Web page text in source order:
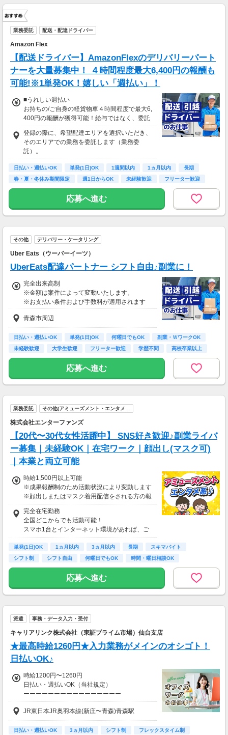
業務委託 配送・配達ドライバー
Amazon Flex
【配送ドライバー】AmazonFlexのデリバリーパート
ナーを大量募集中！ ４時間程度最大6,400円の報酬も
可能!※1単発OK！嬉しい「週払い」！
■うれしい週払い
お持ちの/ご自身の軽貨物車４時間程度で最大6,
400円の報酬が獲得可能！給与ではなく、委託
業務に応じた報酬をお支払いする業務委託のお
仕事です。うれしい週払い。
※東北エリアで4-6月に稼働した場合を想定。
地域により異なります
※報酬は規約にしたがい配達完了の15日後に支
で前週稼働分をお支払いします。
登録の際に、希望配達エリアを選択いただき、
そのエリアでの業務を委託します（業務委
登録の際に、希望配達エリアを選択いただき、
そのエリアでの業務を委託します（業務委
託）。
日払い・週払いOK 単発(1日)OK 1週間以内 1ヵ月以内
長期
春・夏・冬休み期間限定
週1日からOK 未経験歓迎 フリーター歓迎
応募へ進む
その他 デリバリー・ケータリング
Uber Eats（ウーバーイーツ）
UberEats配達パートナー シフト自由♪副業に！
完全出来高制
※金額は案件によって変動いたします。
※お支払い条件および手数料が適用されます
青森市周辺
日払い・週払いOK 単発(1日)OK 何曜日でもOK
副業・ＷワークOK
未経験歓迎
大学生歓迎 フリーター歓迎 学歴不問 高校卒業以上
応募へ進む
業務委託 その他(アミューズメント・エンタメ…
株式会社エンターファンズ
【20代〜30代女性活躍中】 SNS好き歓迎♪副業ライバ
ー募集｜未経験OK｜在宅ワーク｜顔出し(マスク可)
｜本業と両立可能
時給1,500円以上可能
※成果報酬制のため活動状況により変動します
※顔出しまたはマスク着用配信をされる方の報
酬基準となります
【収入例】
■事務職Aさん（週3日・月50時間程度）
月収8万円～15万円
月収15万円～25万円
■主婦Cさん（月100時間程度）
月収20万円以上
現在活躍中のライバーの多くは会社員や主婦の
方。
本業や家庭と両立しながら副業として活動され
ています。
完全在宅勤務
全国どこからでも活動可能！
スマホ1台とインターネット環境があれば、ご
自宅からスタートできます。
通勤時間ゼロだから、本業やプライベートとの
両立もラクラク♪
単発(1日)OK 1ヵ月以内 3ヵ月以内 長期
スキマバイト
シフト制
シフト自由 何曜日でもOK 時間・曜日相談OK
応募へ進む
派遣 事務・データ入力・受付
キャリアリンク株式会社（東証プライム市場）仙台支店
★最高時給1260円★入力業務がメインのオシゴト！
日払いOK♪
時給1200円〜1260円
日払い・週払いOK（当社規定）
ーーーーーーーーーーーーーーーー
▼時給1260円×1日8時間×月20日勤務の場合…
＼ 月収例：20万1600円 ／
お給料は月末〆翌15日支払いです♪
便利な日払い制度も！
JR東日本JR奥羽本線(新庄〜青森)青森駅
日払い・週払いOK 3ヵ月以内 シフト制 フレックスタイム制